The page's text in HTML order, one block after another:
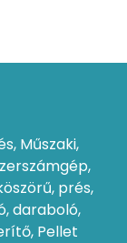
Műszaki,
prés,
daraboló,
Pellet